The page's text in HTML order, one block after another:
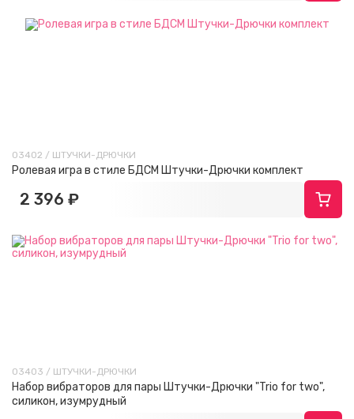
03402 / ШТУЧКИ-ДРЮЧКИ
Ролевая игра в стиле БДСМ Штучки-Дрючки комплект
2 396 ₽
03403 / ШТУЧКИ-ДРЮЧКИ
Набор вибраторов для пары Штучки-Дрючки "Trio for two",
силикон, изумрудный